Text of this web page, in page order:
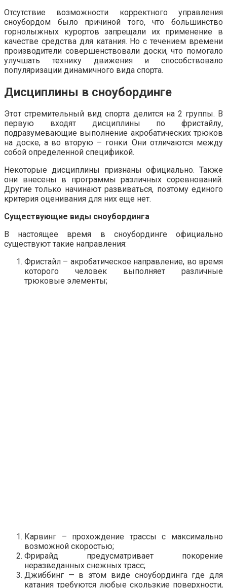
Отсутствие возможности корректного управления
сноубордом было причиной того, что большинство
горнолыжных курортов запрещали их применение в
качестве средства для катания. Но с течением времени
производители совершенствовали доски, что помогало
улучшать технику движения и способствовало
популяризации динамичного вида спорта.
Дисциплины в сноубординге
Этот стремительный вид спорта делится на 2 группы. В
первую входят дисциплины по фристайлу,
подразумевающие выполнение акробатических трюков
на доске, а во вторую – гонки. Они отличаются между
собой определенной спецификой.
Некоторые дисциплины признаны официально. Также
они внесены в программы различных соревнований.
Другие только начинают развиваться, поэтому единого
критерия оценивания для них еще нет.
Существующие виды сноубординга
В настоящее время в сноубординге официально
существуют такие направления:
Фристайл – акробатическое направление, во время
которого человек выполняет различные
трюковые элементы;
Карвинг – прохождение трассы с максимально
возможной скоростью;
Фрирайд предусматривает покорение
неразведанных снежных трасс;
Джиббинг — в этом виде сноубординга где для
катания требуются любые скользкие поверхности,